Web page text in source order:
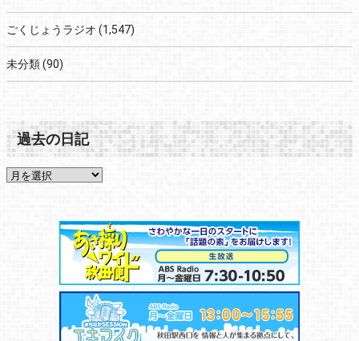
ごくじょうラジオ (1,547)
未分類(90)
過去の日記